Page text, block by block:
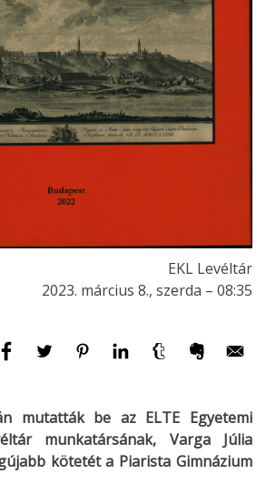
EKL Levéltár
2023. március 8., szerda – 08:35
mutatták be az ELTE Egyetemi
munkatársának, Varga Júlia
kötetét a Piarista Gimnázium